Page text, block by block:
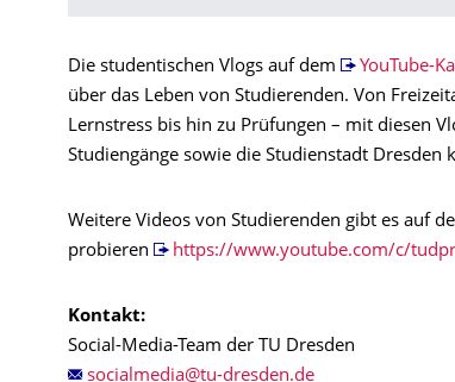
Die studentischen Vlogs auf dem YouTube-
über das Leben von Studierenden. Von
Lernstress bis hin zu Prüfungen – mit diesen
Studiengänge sowie die Studienstadt Dresden
Weitere Videos von Studierenden gibt es auf
probieren
https://www.youtube.com/c/
Kontakt:
Social-Media-Team der TU Dresden